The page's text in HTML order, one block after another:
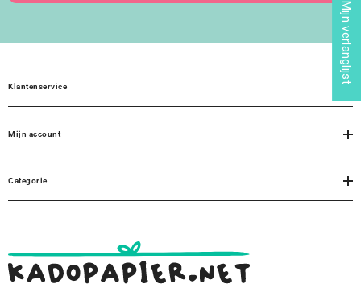
Klantenservice
Mijn account
Categorie
Mijn verlanglijst